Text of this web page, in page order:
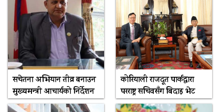
सचेतना अभियान तीव्र बनाउन
मुख्यमन्त्री आचार्यको निर्देशन
कोरियाली राजदूत पार्कद्वारा
परराष्ट्र सचिवसँग बिदाइ भेट